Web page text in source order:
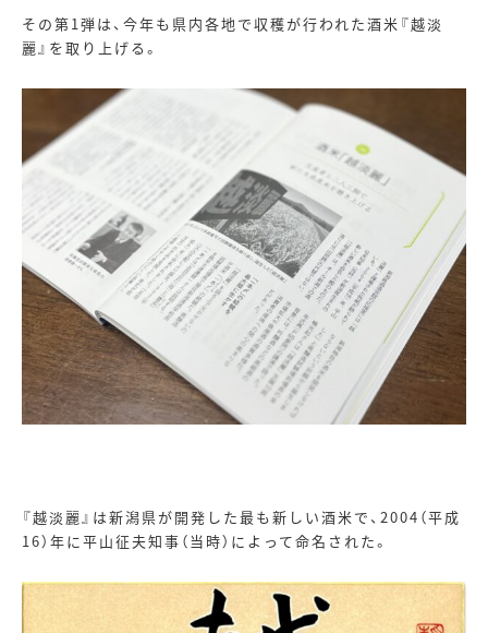
その第1弾は、今年も県内各地で収穫が行われた酒米『越淡
麗』を取り上げる。
『越淡麗』は新潟県が開発した最も新しい酒米で、 2004 （平成
16）年に平山征夫知事（当時）によって命名された。